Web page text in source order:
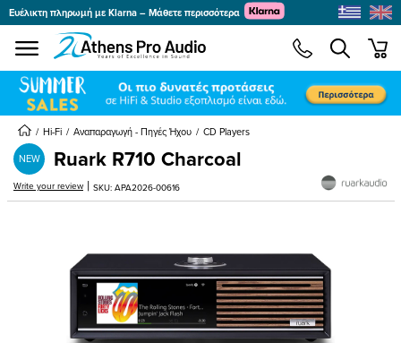
menu
Ευέλικτη πληρωμή με Klarna – Μάθετε περισσότερα
Hi-Fi Αναπαραγωγή - Πηγές Ήχου
CD Players
NEW
Ruark R710 Charcoal
Write your review | SKU: APA2026-00616